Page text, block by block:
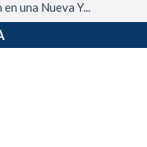
una Nueva Y...